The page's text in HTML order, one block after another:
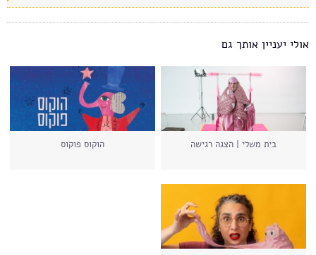
אולי יעניין אותך גם
בית משלי | הצגה רגישה הוקוס פוקוס